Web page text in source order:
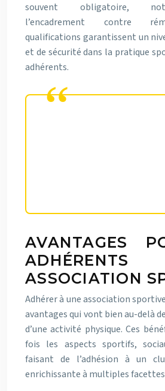
souvent obligatoire,
l’encadrement contre
qualifications garantissent un
et de sécurité dans la pratique
adhérents.
AVANTAGES
ASSOCIATION
Adhérer à une association
avantages qui vont bien au-delà
d’une activité physique. Ces
fois les aspects sportifs,
faisant de l’adhésion à un
enrichissante à multiples